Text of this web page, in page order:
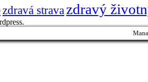
zdravá strava zdravý